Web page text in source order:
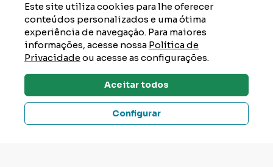
Hospital Mãe de Deus. Todos os Direitos Reservados.
Desenvolvido por
Axysweb
Um Hospital da AESC – instituição de saúde, educação e
Dúvidas? Tire Aqui
Este site utiliza cookies para lhe oferecer
conteúdos personalizados e uma ótima
experiência de navegação. Para maiores
informações, acesse nossa Política de
Privacidadeou acesse as configurações.
Aceitar todos
Configurar